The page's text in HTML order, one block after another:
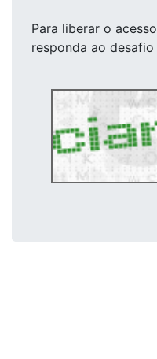
Para liberar o acesso
responda ao desafio